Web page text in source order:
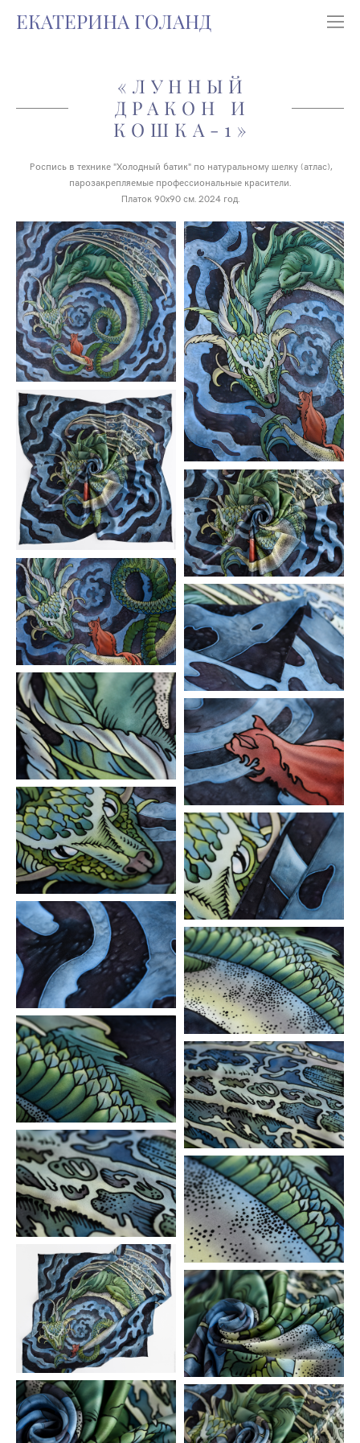
ЕКАТЕРИНА ГОЛАНД
«ЛУННЫЙ
ДРАКОН И
КОШКА-1»
Роспись в технике "Холодный батик" по натуральному шелку (атлас),
парозакрепляемые профессиональные красители.
Платок 90х90 см. 2024 год.